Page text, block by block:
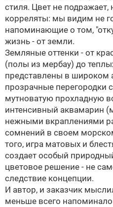
стиля. Цвет не подражает,
корреляты: мы видим не
напоминающие о том,
жизнь - от земли.
Земляные оттенки - от
(полы из мербау) до
представлены в широком
прозрачные перегородки
мутноватую прохладную
интенсивный аквамарин
нежными вкраплениями
сомнений в своем
того, игра матовых и
создает особый
цветовое решение - не
следствие концепции.
И автор, и заказчик
меньше всего